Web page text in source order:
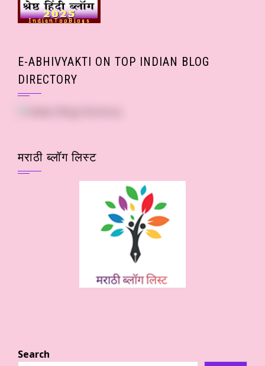
E-ABHIVYAKTI ON TOP INDIAN BLOG
DIRECTORY
मराठी ब्लॉग लिस्ट
Search